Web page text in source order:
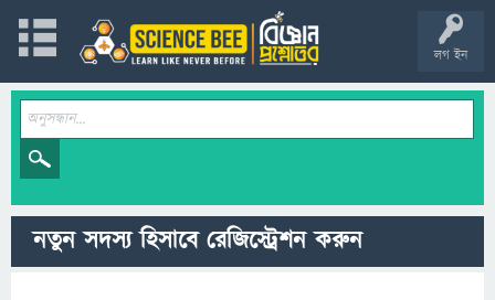
লগ ইন
নতুন সদস্য হিসাবে রেজিস্ট্রেশন করুন